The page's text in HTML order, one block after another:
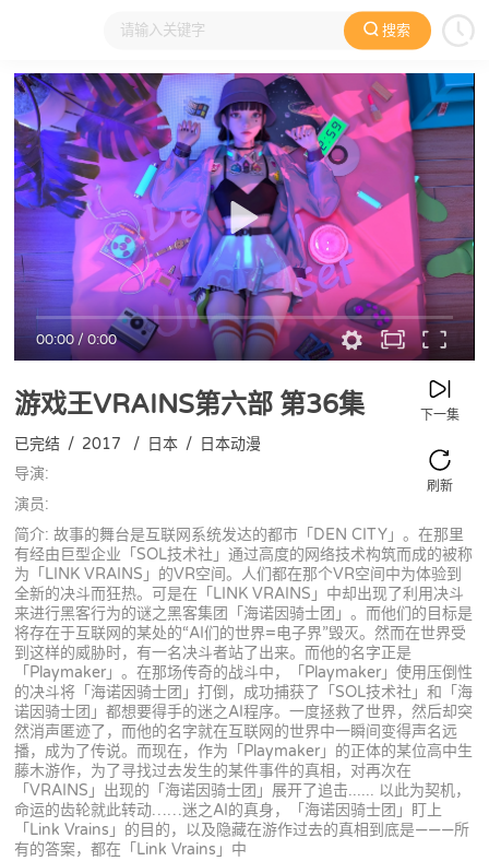
搜索
大家在看 日本动漫 国产动漫 欧美动漫 动漫电影
00:00/0:00
游戏王VRAINS第六部 第36集 下一集
刷新
已完结 / 2017 / 日本 / 日本动漫
导演:
演员:
简介: 故事的舞台是互联网系统发达的都市「DEN CITY」。在那里
有经由巨型企业「SOL技术社」通过高度的网络技术构筑而成的被称
为「LINK VRAINS」的VR空间。人们都在那个VR空间中为体验到
全新的决斗而狂热。可是在「LINK VRAINS」中却出现了利用决斗
来进行黑客行为的谜之黑客集团「海诺因骑士团」。而他们的目标是
将存在于互联网的某处的“AI们的世界=电子界”毁灭。然而在世界受
到这样的威胁时，有一名决斗者站了出来。而他的名字正是
「Playmaker」。在那场传奇的战斗中，「Playmaker」使用压倒性
的决斗将「海诺因骑士团」打倒，成功捕获了「SOL技术社」和「海
诺因骑士团」都想要得手的迷之AI程序。一度拯救了世界，然后却突
然消声匿迹了，而他的名字就在互联网的世界中一瞬间变得声名远
播，成为了传说。而现在，作为「Playmaker」的正体的某位高中生
藤木游作，为了寻找过去发生的某件事件的真相，对再次在
「VRAINS」出现的「海诺因骑士团」展开了追击...... 以此为契机，
命运的齿轮就此转动……迷之AI的真身，「海诺因骑士团」盯上
「Link Vrains」的目的，以及隐藏在游作过去的真相到底是———所
有的答案，都在「Link Vrains」中